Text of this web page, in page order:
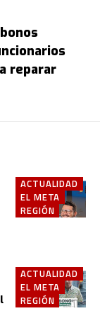
reparar
ACTUALIDAD
EL META
REGIÓN
ACTUALIDAD
EL META
REGIÓN